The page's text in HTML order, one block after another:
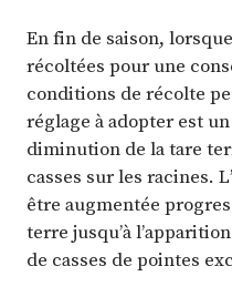
En fin de saison,
récoltées pour une
conditions de récolte
réglage à adopter est
diminution de la tare
casses sur les racines.
être augmentée
terre jusqu’à
de casses de pointes